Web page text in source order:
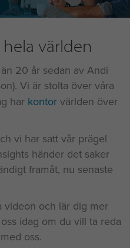
världen
20 år sedan av Andi
Vi är stolta över våra
har kontorvärlden över
vi har satt vår prägel
händer det saker
framåt, nu senaste
videon och lär dig mer
idag om du vill ta reda
oss.